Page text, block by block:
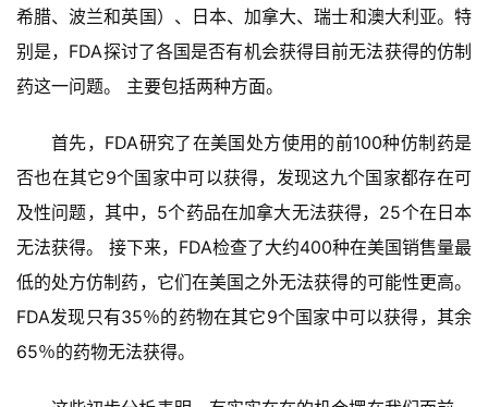
希腊、波兰和英国）、日本、加拿大、瑞士和澳大利亚。特
别是，FDA探讨了各国是否有机会获得目前无法获得的仿制
药这一问题。 主要包括两种方面。
首先，FDA研究了在美国处方使用的前100种仿制药是
否也在其它9个国家中可以获得，发现这九个国家都存在可
及性问题，其中，5个药品在加拿大无法获得，25个在日本
无法获得。 接下来，FDA检查了大约400种在美国销售量最
低的处方仿制药，它们在美国之外无法获得的可能性更高。
FDA发现只有35％的药物在其它9个国家中可以获得，其余
65％的药物无法获得。